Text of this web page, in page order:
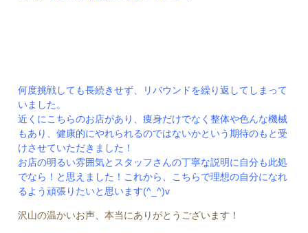
何度挑戦しても長続きせず、リバウンドを繰り返してしまって
いました。
近くにこちらのお店があり、痩身だけでなく整体や色んな機械
もあり、健康的にやれられるのではないかという期待のもと受
けさせていただきました！
お店の明るい雰囲気とスタッフさんの丁寧な説明に自分も此処
でなら！と思えました！これから、こちらで理想の自分になれ
るよう頑張りたいと思います(^_^)v
沢山の温かいお声、本当にありがとうございます！